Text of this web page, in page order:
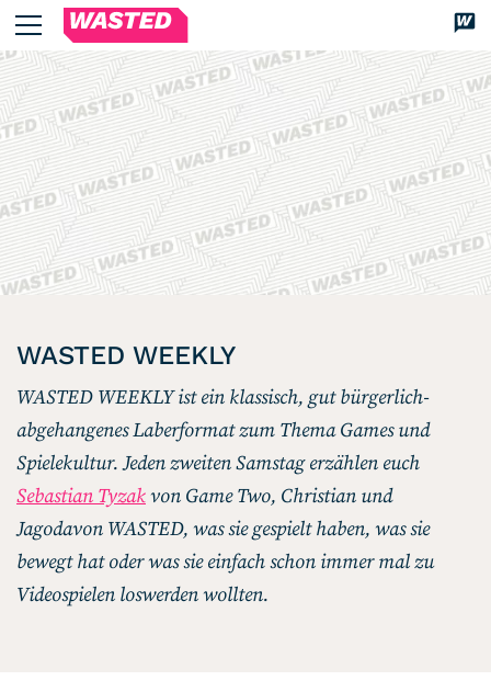
WASTED
Magazin
Über uns
We’re WASTED
Unsere Autor*innen
Lesen
Alle Artikel
Analyse
Interview
Kolumne
Newsletter
WASTED WEEKLY
WASTED WEEKLY ist ein klassisch, gut bürgerlich-
abgehangenes Laberformat zum Thema Games und
Spielekultur. Jeden zweiten Samstag erzählen euch
Sebastian Tyzakvon Game Two, Christian und
Jagodavon WASTED, was sie gespielt haben, was sie
bewegt hat oder was sie einfach schon immer mal zu
Videospielen loswerden wollten.